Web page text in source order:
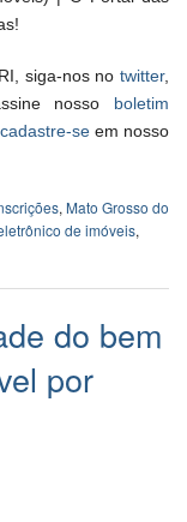
siga-nos no twitter,
nosso boletim
cadastre-seem nosso
, Mato Grosso do
de imóveis,
do bem
por